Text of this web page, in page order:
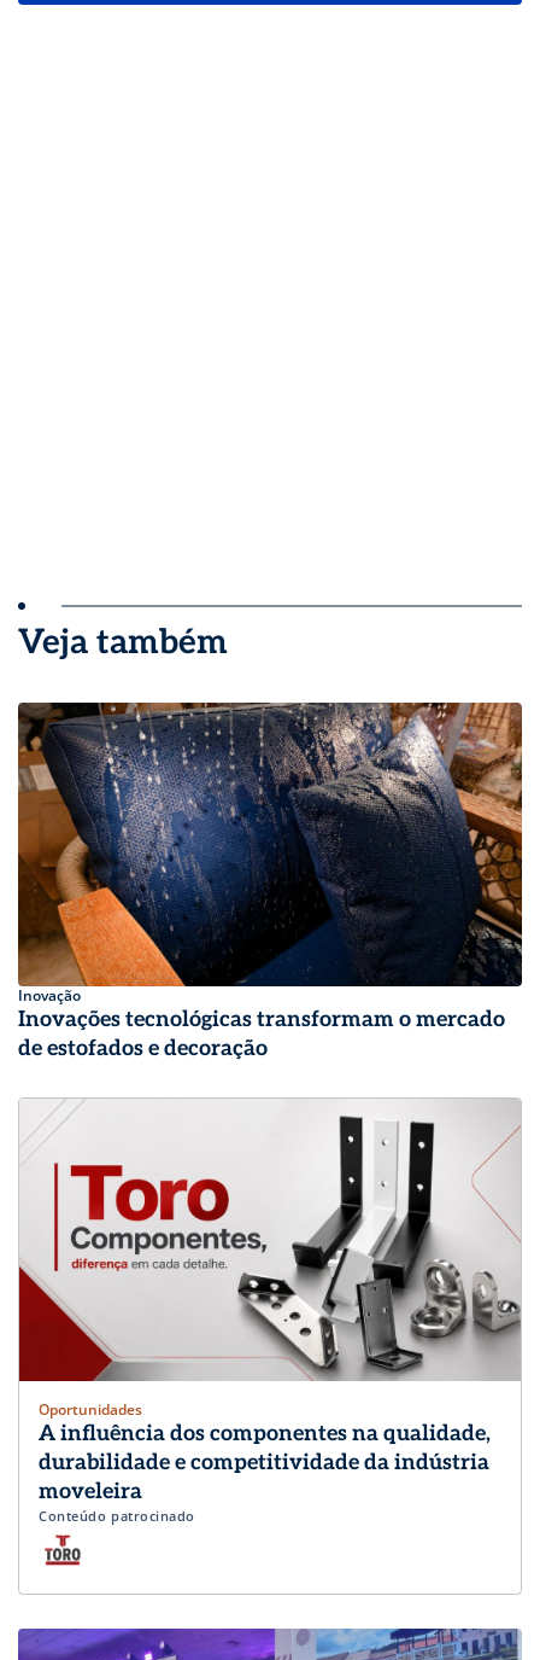
Veja também
Inovação
Inovações tecnológicas transformam o mercado
de estofados e decoração
Oportunidades
A influência dos componentes na qualidade,
durabilidade e competitividade da indústria
moveleira
Conteúdo patrocinado